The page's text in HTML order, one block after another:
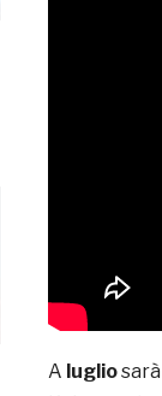
A luglio